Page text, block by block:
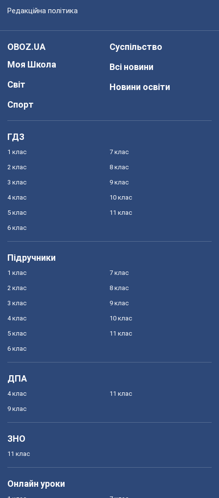
Редакційна політика
OBOZ.UA
Моя Школа
Світ
Спорт
Суспільство
Всі новини
Новини освіти
ГДЗ
1 клас
2 клас
3 клас
4 клас
5 клас
6 клас
7 клас
8 клас
9 клас
10 клас
11 клас
Підручники
1 клас
2 клас
3 клас
4 клас
5 клас
6 клас
7 клас
8 клас
9 клас
10 клас
11 клас
ДПА
4 клас
9 клас
11 клас
ЗНО
11 клас
Онлайн уроки